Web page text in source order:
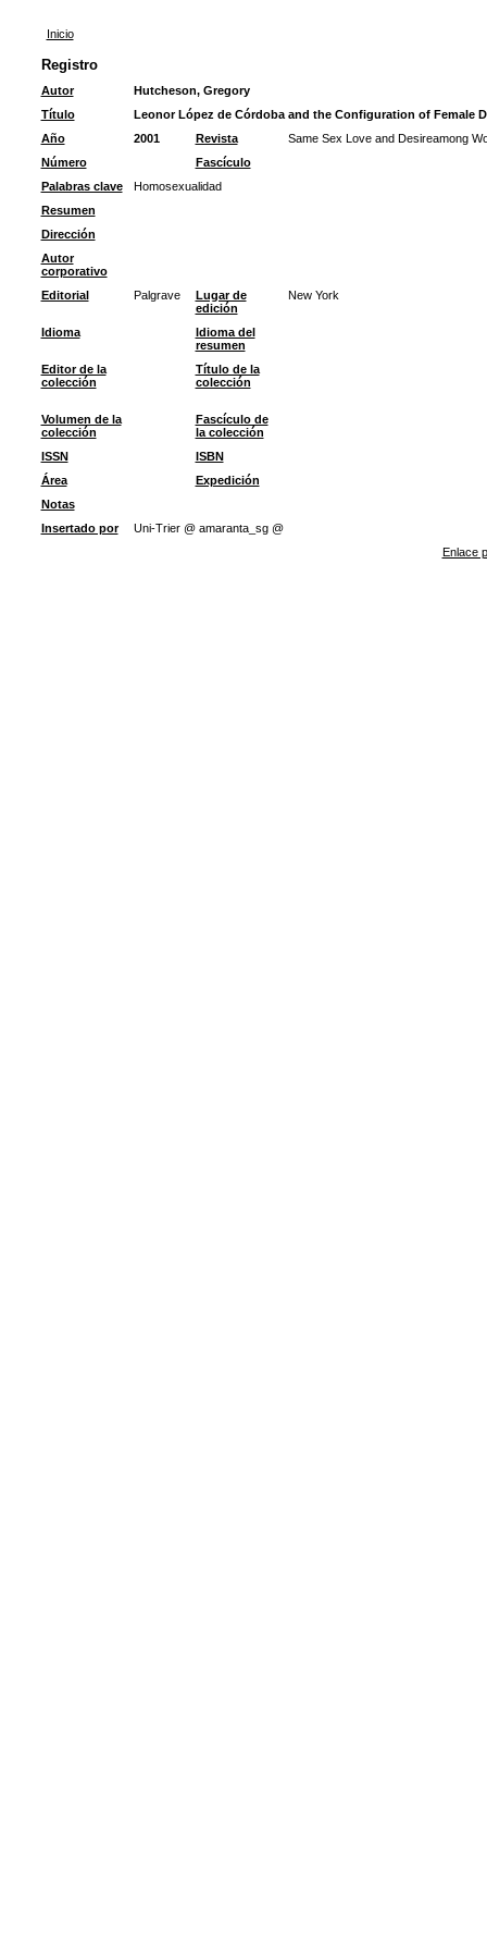
Inicio
Registro
Autor
Hutcheson, Gregory
Título
Leonor López de Córdoba and the Configuration of Female
Año
2001 Revista
Same Sex Love and Desireamong
Número
Fascículo
Palabras clave
Homosexualidad
Resumen
Dirección
Autor
corporativo
Editorial
Palgrave
Lugar de
edición
New York
Idioma
Idioma del
resumen
Editor de la
colección
Título de la
colección
Volumen de la
colección
Fascículo de
la colección
ISSN
ISBN
Área
Expedición
Notas
Insertado por
Uni-Trier @ amaranta_sg @
Enlace